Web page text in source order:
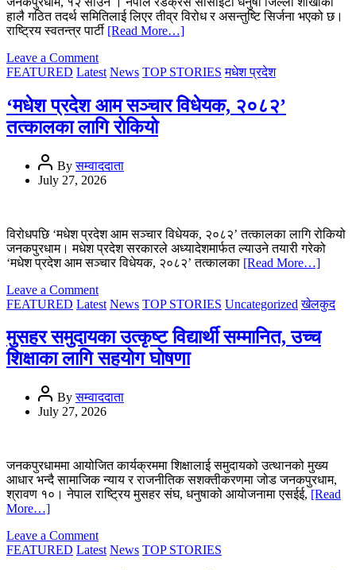
हालै गठित तदर्थ समितिलाई लिएर तीव्र विरोध र असन्तुष्टि सिर्जना भएको छ।
राष्ट्रिय स्वतन्त्र पार्टी [Read More…]
Leave a Commenton
नेपाल
धनुषाको
नवगठित
तदर्थ
गर्न
सरोकारवालाको
FEATURED Latest News TOP STORIES मधेश प्रदेश
‘मधेश प्रदेश आम सञ्चार विधेयक, २०८२’
तत्कालका लागि रोकियो
Byसम्वाददाता
July 27, 2026
विरोधपछि ‘मधेश प्रदेश आम सञ्चार विधेयक, २०८२’ तत्कालका लागि रोकियो
जनकपुरधाम। मधेश प्रदेश सरकारले अध्यादेशमार्फत ल्याउने तयारी गरेको
‘मधेश प्रदेश आम सञ्चार विधेयक, २०८२’ तत्कालका [Read More…]
Leave a Commenton
‘मधेश
आम
सञ्चार
विधेयक,
लागि
रोकियो
FEATURED Latest News TOP STORIES Uncategorized खेलकुद
मुसहर समुदायका उत्कृष्ट विद्यार्थी सम्मानित, उच्च
शिक्षाका लागि सहयोग घोषणा
Byसम्वाददाता
July 27, 2026
जनकपुरधाममा आयोजित कार्यक्रममा शिक्षालाई समुदायको उत्थानको मुख्य
आधार भन्दै सामाजिक न्याय र राजनीतिक सशक्तीकरणमा जोड जनकपुरधाम,
श्रावण १०। नेपाल राष्ट्रिय मुसहर संघ, धनुषाको आयोजनामा एसईई, [Read
More…]
Leave a Commenton
मुसहर
FEATURED Latest News TOP STORIES